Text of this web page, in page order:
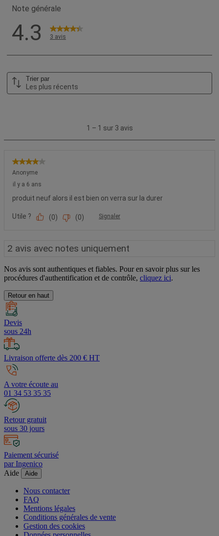
Nos avis sont authentiques et fiables. Pour en savoir plus sur les
procédures d'authentification et de contrôle, cliquez ici.
Retour en haut
Devis
sous 24h
Livraison offerte dès 200 € HT
A votre écoute au
01 34 53 35 35
Retour gratuit
sous 30 jours
Paiement sécurisé
par Ingenico
Aide
Aide
Nous contacter
FAQ
Mentions légales
Conditions générales de vente
Gestion des cookies